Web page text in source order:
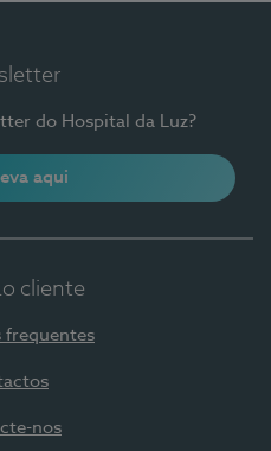
do Hospital da Luz?
aqui
cliente
frequentes
nos